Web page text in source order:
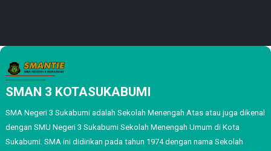
SMAN 3 KOTASUKABUMI
SMA Negeri 3 Sukabumi adalah Sekolah Menengah Atas atau juga dikenal
dengan SMU Negeri 3 Sukabumi Sekolah Menengah Umum di Kota
Sukabumi. SMA ini didirikan pada tahun 1974 dengan nama Sekolah